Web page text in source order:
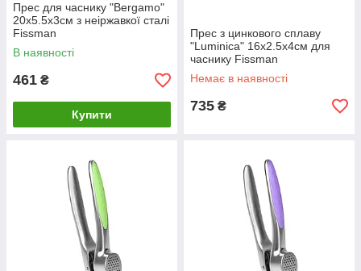
Прес для часнику "Bergamo"
20х5.5х3см з неіржавкої сталі
Fissman
В наявності
461 ₴
Купити
Прес з цинкового сплаву
"Luminica" 16х2.5х4см для
часнику Fissman
Немає в наявності
735 ₴